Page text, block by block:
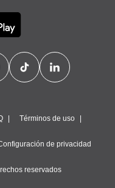
Términos de uso
de privacidad
reservados